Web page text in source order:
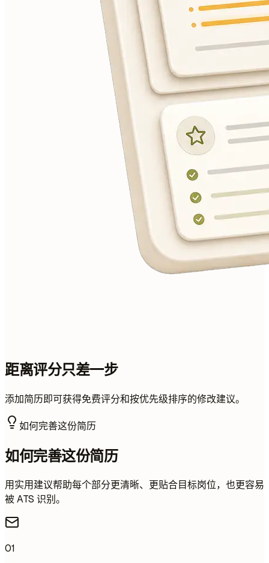
距离评分只差一步
添加简历即可获得免费评分和按优先级排序的修改建议。
如何完善这份简历
如何完善这份简历
用实用建议帮助每个部分更清晰、更贴合目标岗位，也更容易
被 ATS 识别。
01